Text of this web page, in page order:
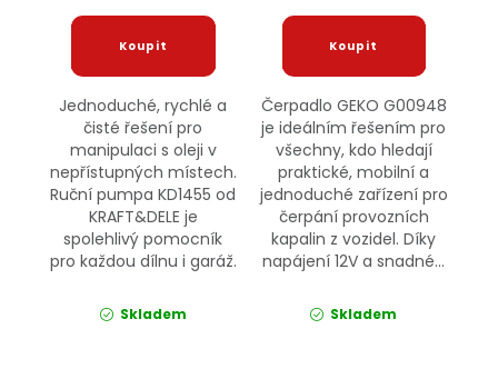
Jednoduché, rychlé a
čisté řešení pro
manipulaci s oleji v
nepřístupných místech.
Ruční pumpa KD1455 od
KRAFT&DELE je
spolehlivý pomocník
pro každou dílnu i garáž.
Skladem
Čerpadlo GEKO G00948
je ideálním řešením pro
všechny, kdo hledají
praktické, mobilní a
jednoduché zařízení pro
čerpání provozních
kapalin z vozidel. Díky
napájení 12V a snadné...
Skladem